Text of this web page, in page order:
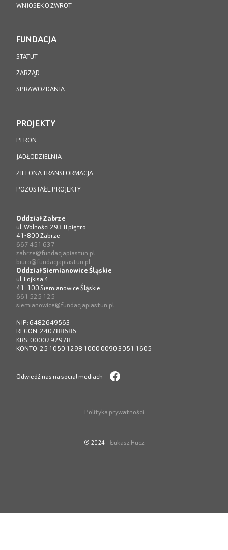
WNIOSEK O ZWROT
FUNDACJA
STATUT
ZARZĄD
SPRAWOZDANIA
PROJEKTY
PFRON
JADŁODZIELNIA
ZIELONA TRANSFORMACJA
POZOSTAŁE PROJEKTY
Oddział Zabrze
ul. Wolności 293 II piętro
41-800 Zabrze
667 451 637
zabrze@fundacjapiastun.pl
biuro@fundacjapiastun.pl
Oddział Siemianowice Śląskie
ul. Fojkisa 4
41-100 Siemianowice Śląskie
661 525 125
siemianowice@fundacjapiastun.pl
NIP: 6482649563
REGON: 240788686
KRS: 0000292978
KONTO: 25 1050 1298 1000 0090 3051 1605
Odwiedź nas na social mediach
© 2024 Łukasz Hucz
Polityka prywatności